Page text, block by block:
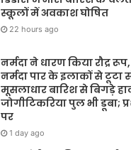
स्कूलों में अवकाश घोषित
22 hours ago
नर्मदा ने धारण किया रौद्र
नर्मदा पार के इलाकों से टूटा
मूसलाधार बारिश से बिगड़े
जोगीटिकरिया पुल भी डूबा;
पर
1 day ago